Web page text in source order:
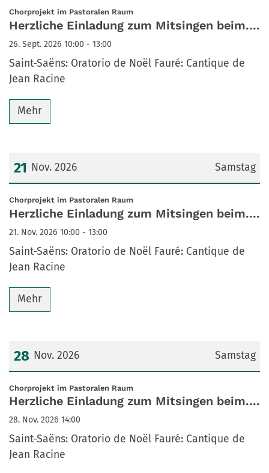
Datum: 26. September 2026
Chorprojekt im Pastoralen Raum:
Herzliche Einladung zum Mitsingen beim....
26. Sept. 2026 10:00 - 13:00
Saint-Saëns: Oratorio de Noël Fauré: Cantique de
Jean Racine
Mehr
Samstag
21 Nov. 2026
Datum: 21. November 2026
Chorprojekt im Pastoralen Raum:
Herzliche Einladung zum Mitsingen beim....
21. Nov. 2026 10:00 - 13:00
Saint-Saëns: Oratorio de Noël Fauré: Cantique de
Jean Racine
Mehr
Samstag
28 Nov. 2026
Datum: 28. November 2026
Chorprojekt im Pastoralen Raum:
Herzliche Einladung zum Mitsingen beim....
28. Nov. 2026 14:00
Saint-Saëns: Oratorio de Noël Fauré: Cantique de
Jean Racine